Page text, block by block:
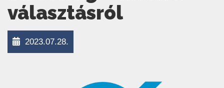
választásról
2023.07.28.